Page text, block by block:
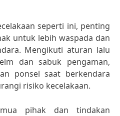
seperti ini, penting
untuk lebih waspada dan
Mengikuti aturan lalu
dan sabuk pengaman,
ponsel saat berkendara
risiko kecelakaan.
pihak dan tindakan